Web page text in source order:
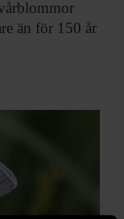
än för 150 år